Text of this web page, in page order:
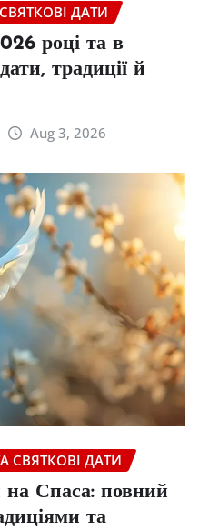
ДАТИ
році та в
традиції й
Aug 3, 2026
СВЯТКОВІ ДАТИ
Спаса: повний
та